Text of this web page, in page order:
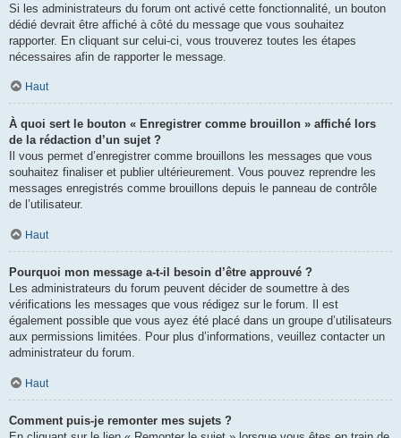
Si les administrateurs du forum ont activé cette fonctionnalité, un bouton
dédié devrait être affiché à côté du message que vous souhaitez
rapporter. En cliquant sur celui-ci, vous trouverez toutes les étapes
nécessaires afin de rapporter le message.
Haut
À quoi sert le bouton « Enregistrer comme brouillon » affiché lors
de la rédaction d’un sujet ?
Il vous permet d’enregistrer comme brouillons les messages que vous
souhaitez finaliser et publier ultérieurement. Vous pouvez reprendre les
messages enregistrés comme brouillons depuis le panneau de contrôle
de l’utilisateur.
Haut
Pourquoi mon message a-t-il besoin d’être approuvé ?
Les administrateurs du forum peuvent décider de soumettre à des
vérifications les messages que vous rédigez sur le forum. Il est
également possible que vous ayez été placé dans un groupe d’utilisateurs
aux permissions limitées. Pour plus d’informations, veuillez contacter un
administrateur du forum.
Haut
Comment puis-je remonter mes sujets ?